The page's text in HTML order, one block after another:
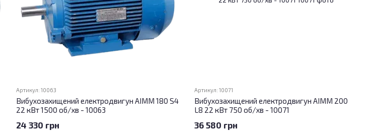
Артикул: 10063
Вибухозахищений електродвигун АІММ 180 S4
22 кВт 1500 об/хв - 10063
24 330 грн
Артикул: 10071
Вибухозахищений електродвигун АІММ 200
L8 22 кВт 750 об/хв - 10071
36 580 грн